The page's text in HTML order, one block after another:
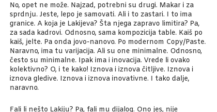
No, opet ne može. Najzad, potrebni su drugi. Makar i za
sprdnju. Jeste, lepo je samovati. Ali i to zastari. I to ima
granice. A koja je Lakijeva? Šta njega zapravo limitira? Pa,
za sada kadrovi. Odnosno, sama kompozicija table. Kaiš po
kaiš, jelte. Pa onda jovo-nanovo. Po modernom Copy/Paste.
Naravno, ima tu varijacija. Ali su one minimalne. Odnosno,
često su minimalne. Ipak ima i inovacija. Vrede li ovako
kolektivno? O, i te kako! Iznova i iznova čitljive. Iznova i
iznova gledive. Iznova i iznova inovativne. I tako dalje,
naravno.
Fali li nešto Lakiju? Pa, fali mu dijalog. Ono jes, nije